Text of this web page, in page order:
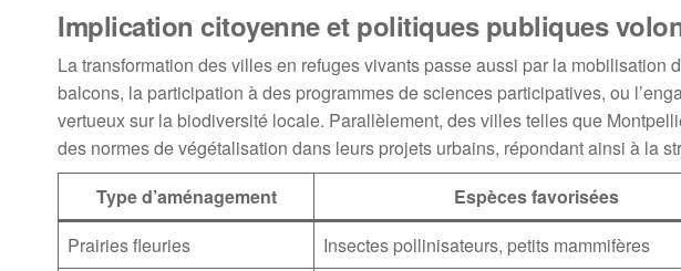
Implication citoyenne et politiques publiques
La transformation des villes en refuges vivants passe aussi par la mobilisation
balcons, la participation à des programmes de sciences participatives, ou
vertueux sur la biodiversité locale. Parallèlement, des villes telles que
des normes de végétalisation dans leurs projets urbains, répondant ainsi à la
Type d’aménagement
Espèces favorisées
Prairies fleuries
Insectes pollinisateurs, petits mammifères